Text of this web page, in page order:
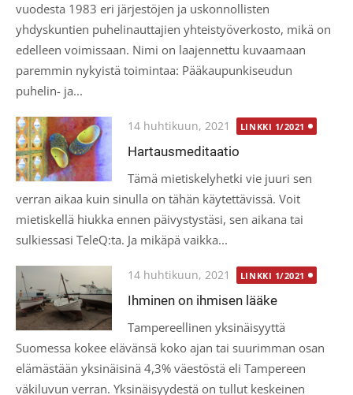
vuodesta 1983 eri järjestöjen ja uskonnollisten
yhdyskuntien puhelinauttajien yhteistyöverkosto, mikä on
edelleen voimissaan. Nimi on laajennettu kuvaamaan
paremmin nykyistä toimintaa: Pääkaupunkiseudun
puhelin- ja...
Posted
on
14 huhtikuun, 2021 LINKKI 1/2021
Hartausmeditaatio
Tämä mietiskelyhetki vie juuri sen
verran aikaa kuin sinulla on tähän käytettävissä. Voit
mietiskellä hiukka ennen päivystystäsi, sen aikana tai
sulkiessasi TeleQ:ta. Ja mikäpä vaikka...
Posted
on
14 huhtikuun, 2021 LINKKI 1/2021
Ihminen on ihmisen lääke
Tampereellinen yksinäisyyttä
Suomessa kokee elävänsä koko ajan tai suurimman osan
elämästään yksinäisinä 4,3% väestöstä eli Tampereen
väkiluvun verran. Yksinäisyydestä on tullut keskeinen